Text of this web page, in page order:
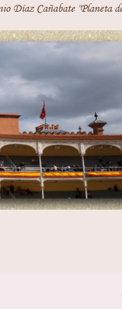
Díaz Cañabate "Planeta